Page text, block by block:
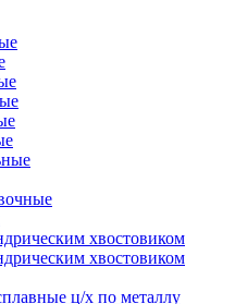
хвостовиком
хвостовиком
ц/х по металлу